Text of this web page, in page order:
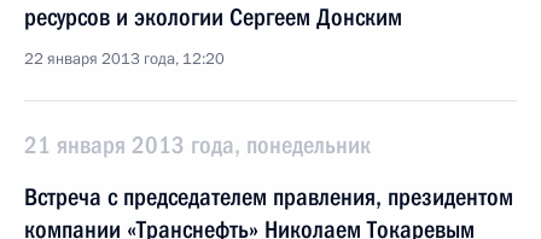
ресурсов и экологии Сергеем Донским
22 января 2013 года, 12:20
21 января 2013 года, понедельник
Встреча с председателем правления, президентом
компании «Транснефть» Николаем Токаревым